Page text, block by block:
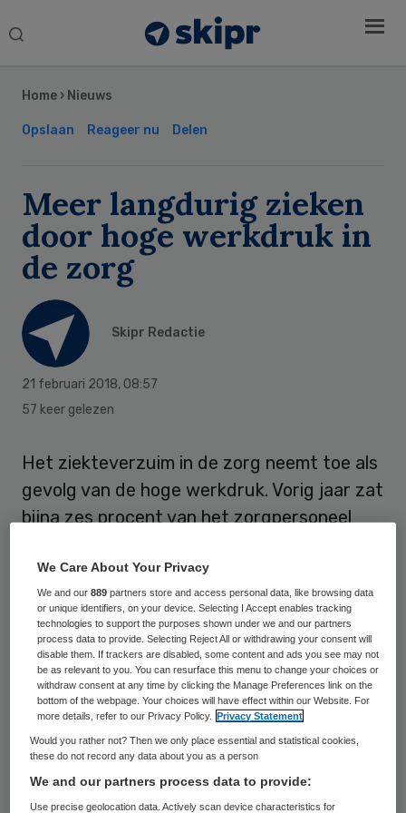
Search
Home › Nieuws
Opslaan Reageer nu Delen
Meer langdurig zieken
door hoge werkdruk in
de zorg
Skipr Redactie
21 februari 2018, 08:57
57 keer gelezen
Het ziekteverzuim in de zorg neemt toe als
gevolg van de hoge werkdruk. Vorig jaar zat
bijna zes procent van het zorgpersoneel
opzichte van 2013. Het langdurig
ziekteverzuim kostte de zorgsector vorig
jaar 567 miljoen euro.
Dit meldt dagblad Trouw op basis van
cijfers van Vernet Verzuimnetwerk en
pensioenfonds PFZW.
De stijging komt bijna geheel door een
toename van het aantal langdurig zieken,
Sidebar
We Care About Your Privacy
We and our889 partners store and access personal data, like browsing data
or unique identifiers, on your device. Selecting I Accept enables tracking
technologies to support the purposes shown under we and our partners
process data to provide. Selecting Reject All or withdrawing your consent will
disable them. If trackers are disabled, some content and ads you see may not
be as relevant to you. You can resurface this menu to change your choices or
withdraw consent at any time by clicking the Manage Preferences link on the
bottom of the webpage. Your choices will have effect within our Website. For
more details, refer to our Privacy Policy.
Privacy Statement
Would you rather not? Then we only place essential and statistical cookies,
these do not record any data about you as a person
We and our partners process data to provide:
Use precise geolocation data. Actively scan device characteristics for